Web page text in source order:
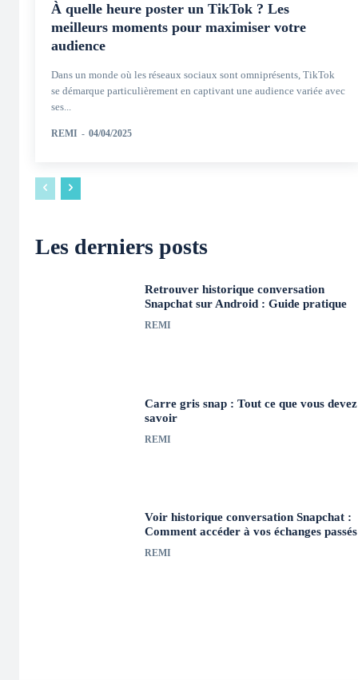
À quelle heure poster un TikTok ? Les
meilleurs moments pour maximiser votre
audience
Dans un monde où les réseaux sociaux sont omniprésents, TikTok
se démarque particulièrement en captivant une audience variée avec
ses...
REMI - 04/04/2025
Les derniers posts
Retrouver historique conversation
Snapchat sur Android : Guide pratique
REMI
Carre gris snap : Tout ce que vous devez
savoir
REMI
Voir historique conversation Snapchat :
Comment accéder à vos échanges passés
REMI